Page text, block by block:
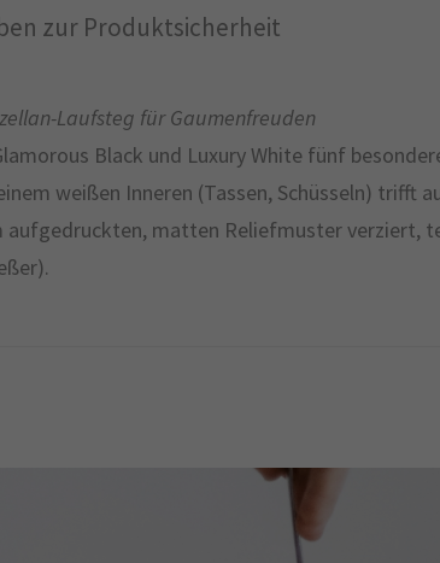
zur Produktsicherheit
Laufsteg für Gaumenfreuden
Black und Luxury White fünf
weißen Inneren (Tassen, Schüsseln) trifft
aufgedruckten, matten Reliefmuster verziert,